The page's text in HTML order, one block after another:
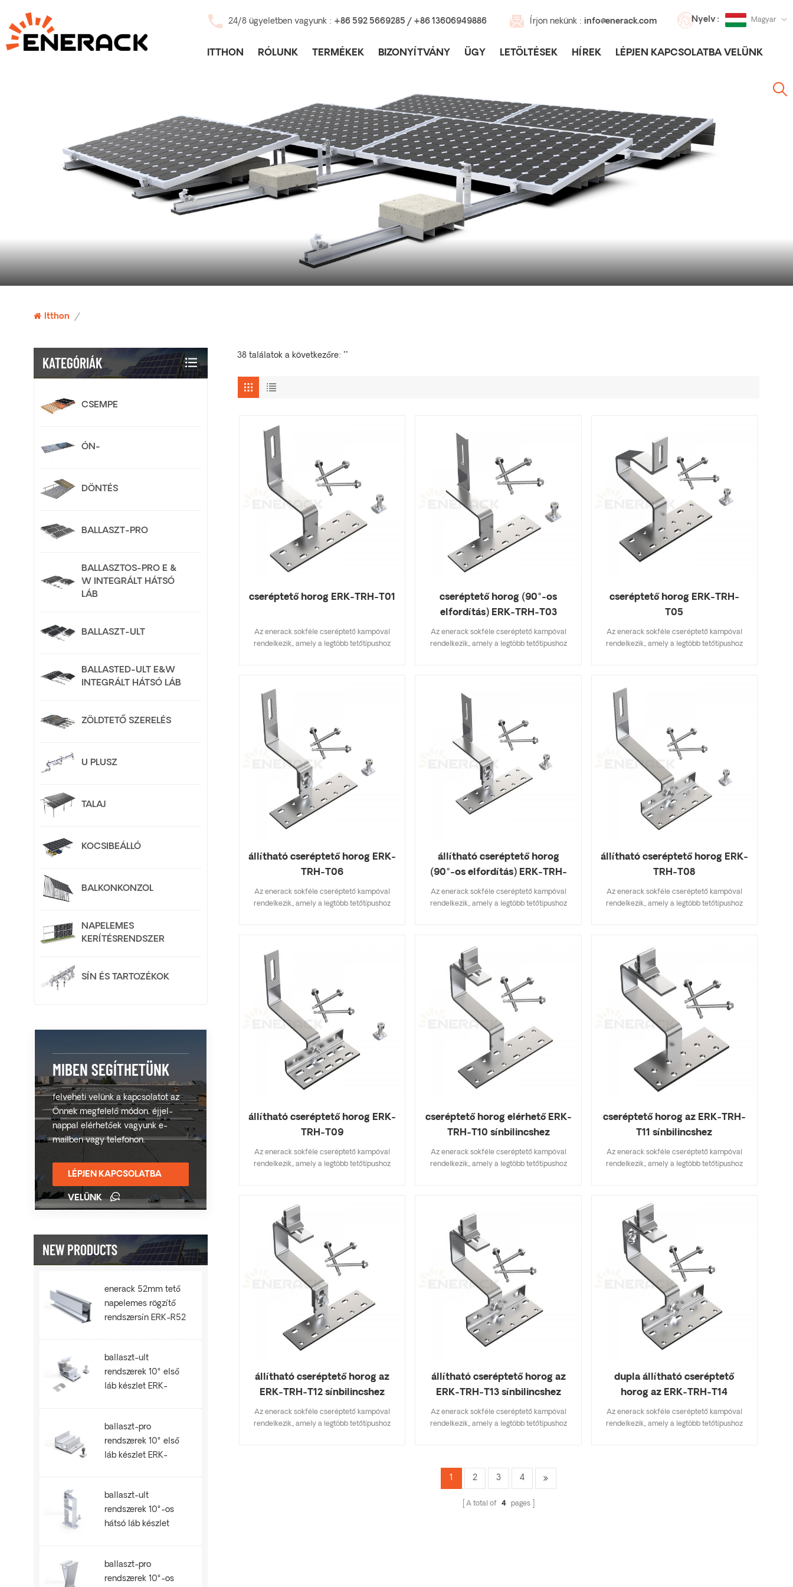
24/8 ügyeletben vagyunk : +86 592 5669285 / +86 13606949886 Írjon nekünk : info@enerack.com Nyelv : Magyar
ITTHON RÓLUNK TERMÉKEK BIZONYÍTVÁNY ÜGY LETÖLTÉSEK HÍREK LÉPJEN KAPCSOLATBA VELÜNK
Itthon /
38 találatok a következőre: ""
cseréptető horog ERK-TRH-T01
Az enerack sokféle cseréptető kampóval
rendelkezik,, amely a legtöbb tetőtípushoz
meg, gyorsan és egyszerűen felszerelhető.
Az enerack tetőhorgok széles választékával
rendelkezik, amelyek az ügyfelek számára
kínált lehetőségeket. személyre szabottan
megengedik az ügyfél igényei szerint, hogy
megfeleljenek a speciális telepítési
követelményeknek.
cseréptető horog (90°-os
elfordítás) ERK-TRH-T03
Az enerack sokféle cseréptető kampóval
rendelkezik,, amely a legtöbb tetőtípushoz
meg, gyorsan és egyszerűen felszerelhető.
Az enerack tetőhorgok széles választékával
rendelkezik, amelyek az ügyfelek számára
kínált lehetőségeket. személyre szabottan
megengedik az ügyfél igényei szerint, hogy
megfeleljenek a speciális telepítési
követelményeknek.
cseréptető horog ERK-TRH-
T05
Az enerack sokféle cseréptető kampóval
rendelkezik,, amely a legtöbb tetőtípushoz
meg, gyorsan és egyszerűen felszerelhető.
Az enerack tetőhorgok széles választékával
rendelkezik, amelyek az ügyfelek számára
kínált lehetőségeket. személyre szabottan
megengedik az ügyfél igényei szerint, hogy
megfeleljenek a speciális telepítési
követelményeknek.
állítható cseréptető horog ERK-
TRH-T06
Az enerack sokféle cseréptető kampóval
rendelkezik,, amely a legtöbb tetőtípushoz
meg, gyorsan és egyszerűen felszerelhető.
Az enerack tetőhorgok széles választékával
rendelkezik, amelyek az ügyfelek számára
kínált lehetőségeket. személyre szabottan
megengedik az ügyfél igényei szerint, hogy
megfeleljenek a speciális telepítési
követelményeknek.
állítható cseréptető horog
(90°-os elfordítás) ERK-TRH-
T07
Az enerack sokféle cseréptető kampóval
rendelkezik,, amely a legtöbb tetőtípushoz
meg, gyorsan és egyszerűen felszerelhető.
Az enerack tetőhorgok széles választékával
rendelkezik, amelyek az ügyfelek számára
kínált lehetőségeket. személyre szabottan
megengedik az ügyfél igényei szerint, hogy
megfeleljenek a speciális telepítési
követelményeknek.
állítható cseréptető horog ERK-
TRH-T08
Az enerack sokféle cseréptető kampóval
rendelkezik,, amely a legtöbb tetőtípushoz
meg, gyorsan és egyszerűen felszerelhető.
Az enerack tetőhorgok széles választékával
rendelkezik, amelyek az ügyfelek számára
kínált lehetőségeket. személyre szabottan
megengedik az ügyfél igényei szerint, hogy
megfeleljenek a speciális telepítési
követelményeknek.
állítható cseréptető horog ERK-
TRH-T09
Az enerack sokféle cseréptető kampóval
rendelkezik,, amely a legtöbb tetőtípushoz
meg, gyorsan és egyszerűen felszerelhető.
Az enerack tetőhorgok széles választékával
rendelkezik, amelyek az ügyfelek számára
kínált lehetőségeket. személyre szabottan
megengedik az ügyfél igényei szerint, hogy
megfeleljenek a speciális telepítési
követelményeknek.
cseréptető horog elérhető ERK-
TRH-T10 sínbilincshez
Az enerack sokféle cseréptető kampóval
rendelkezik,, amely a legtöbb tetőtípushoz
Az enerack tetőhorgok széles választékával
rendelkezik, amelyek az ügyfelek számára
kínált lehetőségeket. személyre szabottan
megengedik az ügyfél igényei szerint, hogy
megfeleljenek a speciális telepítési
követelményeknek.
cseréptető horog az ERK-TRH-
T11 sínbilincshez
Az enerack sokféle cseréptető kampóval
rendelkezik,, amely a legtöbb tetőtípushoz
meg, gyorsan és egyszerűen felszerelhető.
Az enerack tetőhorgok széles választékával
rendelkezik, amelyek az ügyfelek számára
kínált lehetőségeket. személyre szabottan
megengedik az ügyfél igényei szerint, hogy
megfeleljenek a speciális telepítési
követelményeknek.
állítható cseréptető horog az
ERK-TRH-T12 sínbilincshez
Az enerack sokféle cseréptető kampóval
rendelkezik,, amely a legtöbb tetőtípushoz
állítható cseréptető horog az
ERK-TRH-T13 sínbilincshez
Az enerack sokféle cseréptető kampóval
rendelkezik,, amely a legtöbb tetőtípushoz
Az enerack tetőhorgok széles választékával
kínált lehetőségeket. személyre szabottan
dupla állítható cseréptető
horog az ERK-TRH-T14
sínbilincshez
Az enerack sokféle cseréptető kampóval
rendelkezik,, amely a legtöbb tetőtípushoz
1 2 3 4
A total of 4 pages
KATEGÓRIÁK
CSEMPE
ÓN-
DÖNTÉS
BALLASZT-PRO
BALLASZTOS-PRO E &
W INTEGRÁLT HÁTSÓ
LÁB
BALLASZT-ULT
BALLASTED-ULT E&W
INTEGRÁLT HÁTSÓ LÁB
ZÖLDTETŐ SZERELÉS
U PLUSZ
TALAJ
KOCSIBEÁLLÓ
BALKONKONZOL
NAPELEMES
KERÍTÉSRENDSZER
SÍN ÉS TARTOZÉKOK
MIBEN SEGÍTHETÜNK
felveheti velünk a kapcsolatot az
Önnek megfelelő módon. éjjel-
nappal elérhetőek vagyunk e-
mailben vagy telefonon.
LÉPJEN KAPCSOLATBA
VELÜNK
NEW PRODUCTS
enerack 52mm tető
napelemes rögzítő
rendszersín ERK-R52
ballaszt-ult
rendszerek 10° első
láb készlet ERK-
ballaszt-pro
rendszerek 10° első
láb készlet ERK-
ballaszt-ult
rendszerek 10°-os
hátsó láb készlet
ballaszt-pro
rendszerek 10°-os